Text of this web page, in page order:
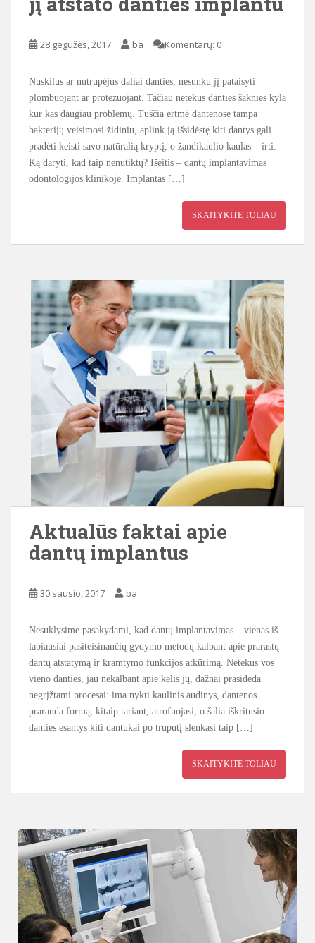
28 gegužės, 2017 ba Komentarų: 0
Nuskilus ar nutrupėjus daliai danties, nesunku jį pataisyti
plombuojant ar protezuojant. Tačiau netekus danties šaknies kyla
kur kas daugiau problemų. Tuščia ertmė dantenose tampa
bakterijų veisimosi židiniu, aplink ją išsidėstę kiti dantys gali
pradėti keisti savo natūralią kryptį, o žandikaulio kaulas – irti.
Ką daryti, kad taip nenutiktų? Išeitis – dantų implantavimas
odontologijos klinikoje. Implantas […]
SKAITYKITE TOLIAU
Aktualūs faktai apie
dantų implantus
30 sausio, 2017 ba
Nesuklysime pasakydami, kad dantų implantavimas – vienas iš
labiausiai pasiteisinančių gydymo metodų kalbant apie prarastų
dantų atstatymą ir kramtymo funkcijos atkūrimą. Netekus vos
vieno danties, jau nekalbant apie kelis jų, dažnai prasideda
negrįžtami procesai: ima nykti kaulinis audinys, dantenos
praranda formą, kitaip tariant, atrofuojasi, o šalia iškritusio
danties esantys kiti dantukai po truputį slenkasi taip […]
SKAITYKITE TOLIAU